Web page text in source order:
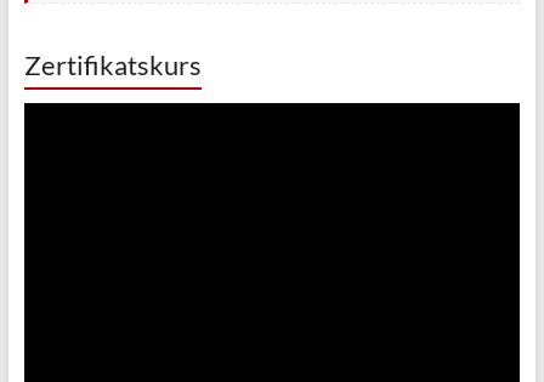
Zertifikatskurs